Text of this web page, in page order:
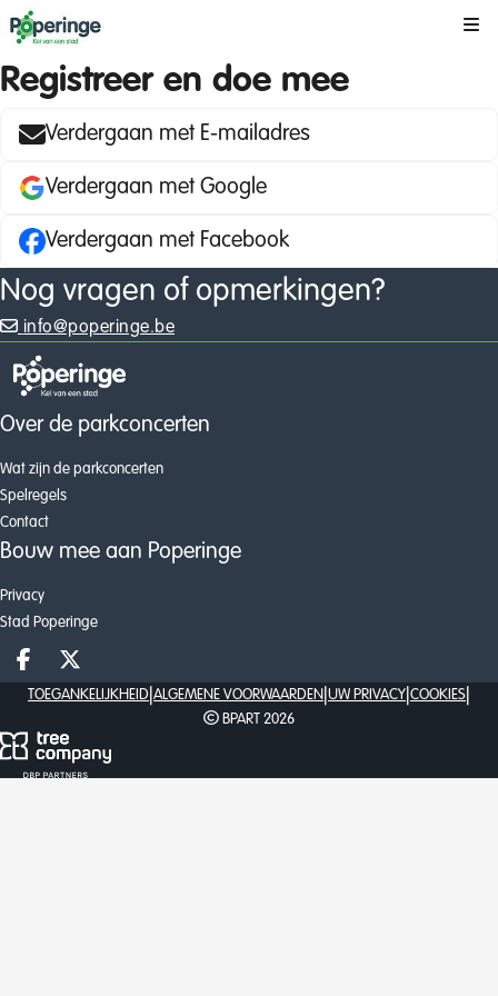
Registreer en doe mee
Verdergaan met E-mailadres
Verdergaan met Google
Verdergaan met Facebook
Nog vragen of opmerkingen?
info@poperinge.be
Over de parkconcerten
Wat zijn de parkconcerten
Spelregels
Contact
Bouw mee aan Poperinge
Privacy
Stad Poperinge
Deel op facebook
Deel op X
TOEGANKELIJKHEID ALGEMENE VOORWAARDEN UW PRIVACY COOKIES
BPART 2026